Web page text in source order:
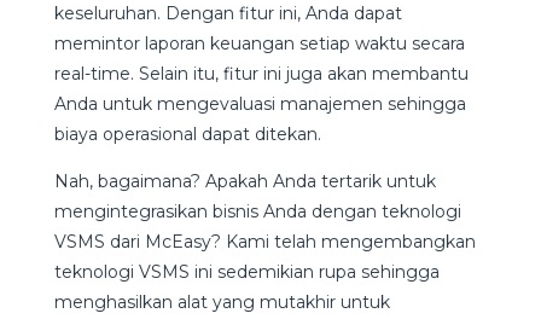
keseluruhan. Dengan fitur ini, Anda dapat
memintor laporan keuangan setiap waktu secara
real-time. Selain itu, fitur ini juga akan membantu
Anda untuk mengevaluasi manajemen sehingga
biaya operasional dapat ditekan.
Nah, bagaimana? Apakah Anda tertarik untuk
mengintegrasikan bisnis Anda dengan teknologi
VSMS dari McEasy? Kami telah mengembangkan
teknologi VSMS ini sedemikian rupa sehingga
menghasilkan alat yang mutakhir untuk